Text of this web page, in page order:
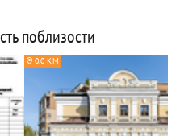
поблизости
0.0 КМ